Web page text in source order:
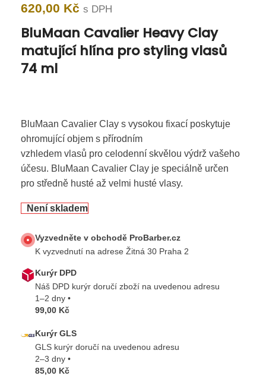
620,00 Kč s DPH
BluMaan Cavalier Heavy Clay
matující hlína pro styling vlasů
74 ml
BluMaan Cavalier Clay s vysokou fixací poskytuje
ohromující objem s přírodním
vzhledem vlasů pro celodenní skvělou výdrž vašeho
účesu. BluMaan Cavalier Clay je speciálně určen
pro středně husté až velmi husté vlasy.
Není skladem
Vyzvedněte v obchodě ProBarber.cz
K vyzvednutí na adrese Žitná 30 Praha 2
Kurýr DPD
Náš DPD kurýr doručí zboží na uvedenou adresu
1–2 dny •
99,00 Kč
Kurýr GLS
GLS kurýr doručí na uvedenou adresu
2–3 dny •
85,00 Kč